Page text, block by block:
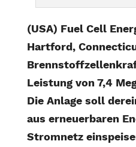
(USA) Fuel Cell
Hartford,
Leistung von 7,4
Die Anlage soll
aus erneuerbaren
Stromnetz